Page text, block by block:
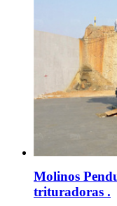
Molinos
trituradoras .